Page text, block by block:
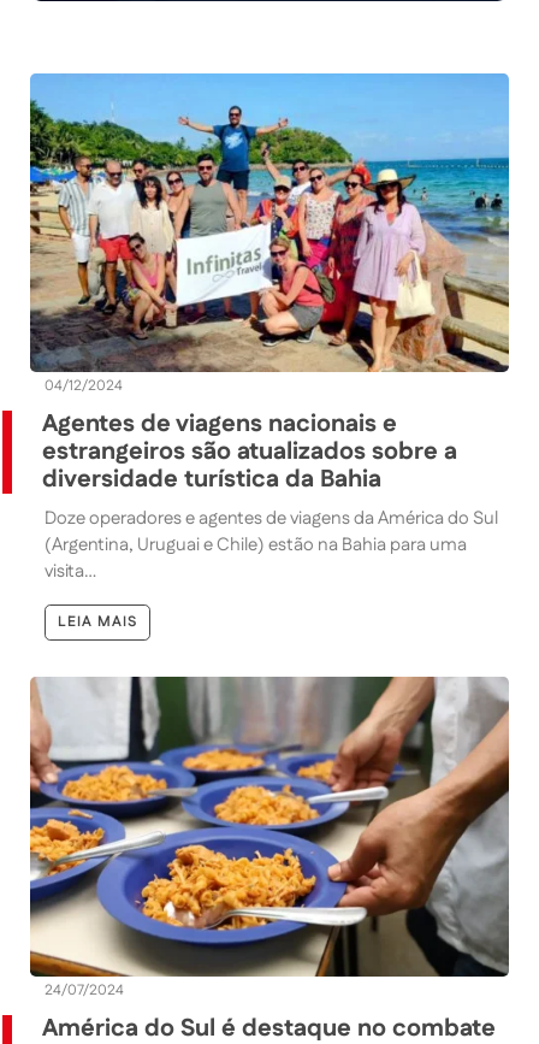
04/12/2024
Agentes de viagens nacionais e
estrangeiros são atualizados sobre a
diversidade turística da Bahia
Doze operadores e agentes de viagens da América do Sul
(Argentina, Uruguai e Chile) estão na Bahia para uma
visita…
LEIA MAIS
24/07/2024
América do Sul é destaque no combate